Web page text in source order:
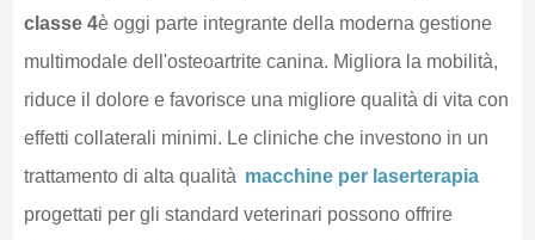
classe 4è oggi parte integrante della moderna gestione
multimodale dell'osteoartrite canina. Migliora la mobilità,
riduce il dolore e favorisce una migliore qualità di vita con
effetti collaterali minimi. Le cliniche che investono in un
trattamento di alta qualità macchine per laserterapia
progettati per gli standard veterinari possono offrire